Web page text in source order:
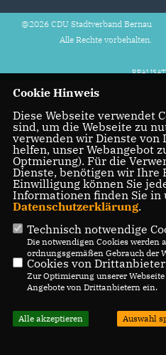
@2026 CDU Stadtverband Bernau
Alle Rechte vorbehalten.
Cookie Hinweis
Diese Webseite verwendet
sind, um die Webseite zu
verwenden wir Dienste
helfen, unser Webangebot
Optmierung). Für die
Dienste, benötigen wir Ihre
Einwilligung können Sie
Informationen finden Sie in
Datenschutzerklärung.
Technisch notwendige
Die notwendigen Cookies werden
ordnungsgemäßen Gebrauch der
Cookies von
Zur Optimierung unserer
Angebote von Drittanbietern ein.
Alle akzeptieren Auswahl